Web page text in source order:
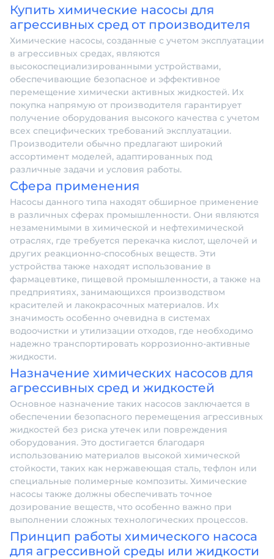
Купить химические насосы для
агрессивных сред от производителя
Химические насосы, созданные с учетом эксплуатации
в агрессивных средах, являются
высокоспециализированными устройствами,
обеспечивающие безопасное и эффективное
перемещение химически активных жидкостей. Их
покупка напрямую от производителя гарантирует
получение оборудования высокого качества с учетом
всех специфических требований эксплуатации.
Производители обычно предлагают широкий
ассортимент моделей, адаптированных под
различные задачи и условия работы.
Сфера применения
Насосы данного типа находят обширное применение
в различных сферах промышленности. Они являются
незаменимыми в химической и нефтехимической
отраслях, где требуется перекачка кислот, щелочей и
других реакционно-способных веществ. Эти
устройства также находят использование в
фармацевтике, пищевой промышленности, а также на
предприятиях, занимающихся производством
красителей и лакокрасочных материалов. Их
значимость особенно очевидна в системах
водоочистки и утилизации отходов, где необходимо
надежно транспортировать коррозионно-активные
жидкости.
Назначение химических насосов для
агрессивных сред и жидкостей
Основное назначение таких насосов заключается в
обеспечении безопасного перемещения агрессивных
жидкостей без риска утечек или повреждения
оборудования. Это достигается благодаря
использованию материалов высокой химической
стойкости, таких как нержавеющая сталь, тефлон или
специальные полимерные композиты. Химические
насосы также должны обеспечивать точное
дозирование веществ, что особенно важно при
выполнении сложных технологических процессов.
Принцип работы химического насоса
для агрессивной среды или жидкости